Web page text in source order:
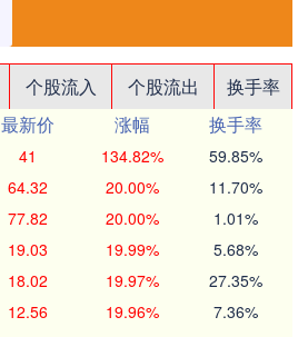
个股流入 个股流出
换手率
最新价 涨幅
换手率
41 134.82% 59.85%
64.32 20.00% 11.70%
77.82 20.00% 1.01%
19.03 19.99% 5.68%
18.02 19.97% 27.35%
12.56 19.96% 7.36%